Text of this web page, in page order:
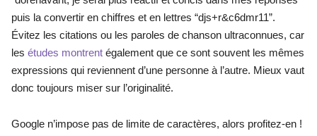
puis la convertir en chiffres et en lettres “djs+r&c6dmr11”.
Évitez les citations ou les paroles de chanson ultraconnues, car
les études montrent également que ce sont souvent les mêmes
expressions qui reviennent d’une personne à l’autre. Mieux vaut
donc toujours miser sur l’originalité.
Google n’impose pas de limite de caractères, alors profitez-en !